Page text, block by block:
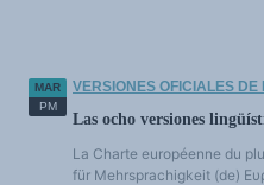
MAR
PM
VERSIONES OFICIALES DE
Las ocho versiones
La Charte européenne du
für Mehrsprachigkeit (de)